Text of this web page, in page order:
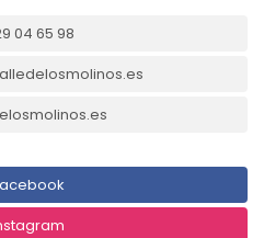
04 65 98